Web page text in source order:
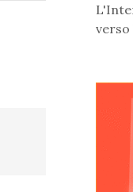
verso